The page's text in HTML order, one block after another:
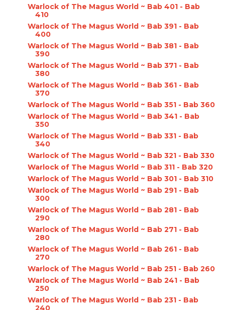
Warlock of The Magus World ~ Bab 401 - Bab
410
Warlock of The Magus World ~ Bab 391 - Bab
400
Warlock of The Magus World ~ Bab 381 - Bab
390
Warlock of The Magus World ~ Bab 371 - Bab
380
Warlock of The Magus World ~ Bab 361 - Bab
370
Warlock of The Magus World ~ Bab 351 - Bab 360
Warlock of The Magus World ~ Bab 341 - Bab
350
Warlock of The Magus World ~ Bab 331 - Bab
340
Warlock of The Magus World ~ Bab 321 - Bab 330
Warlock of The Magus World ~ Bab 311 - Bab 320
Warlock of The Magus World ~ Bab 301 - Bab 310
Warlock of The Magus World ~ Bab 291 - Bab
300
Warlock of The Magus World ~ Bab 281 - Bab
290
Warlock of The Magus World ~ Bab 271 - Bab
280
Warlock of The Magus World ~ Bab 261 - Bab
270
Warlock of The Magus World ~ Bab 251 - Bab 260
Warlock of The Magus World ~ Bab 241 - Bab
250
Warlock of The Magus World ~ Bab 231 - Bab
240